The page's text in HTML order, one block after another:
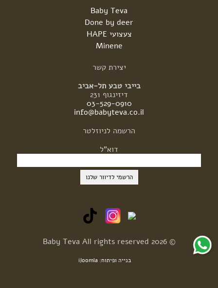
Baby Teva
Done by deer
צעצועי HAPE
Minene
יצירת קשר
בייבי טבע תל-אביב
דיזינגוף 231
03-529-0910
info@babyteva.co.il
הרשמה לניוזלטר
דוא"ל
© 2026 Baby Teva All rights reserved
בנייה ופיתוח: iJoomla